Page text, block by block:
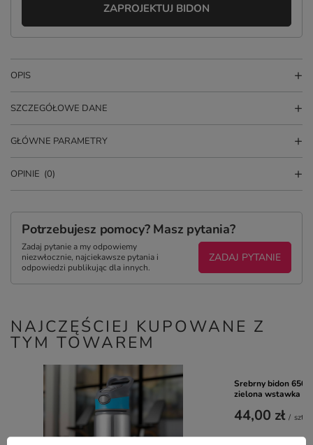
ZAPROJEKTUJ BIDON
OPIS
SZCZEGÓŁOWE DANE
GŁÓWNE PARAMETRY
OPINIE (0)
Potrzebujesz pomocy? Masz pytania?
Zadaj pytanie a my odpowiemy
niezwłocznie, najciekawsze pytania i
odpowiedzi publikując dla innych.
ZADAJ PYTANIE
NAJCZĘŚCIEJ KUPOWANE Z
TYM TOWAREM
Srebrny bidon 650
zielona wstawka
44,00 zł / szt.